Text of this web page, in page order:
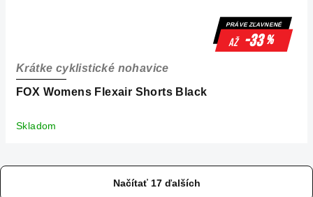
PRÁVE ZĽAVNENÉ
až -33%
FOX Womens Flexair Shorts Black
Krátke cyklistické nohavice
Skladom
Načítať 17 ďalších